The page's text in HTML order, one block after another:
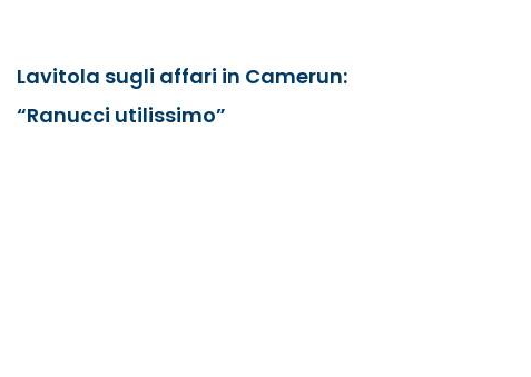
Lavitola sugli affari in Camerun:
“Ranucci utilissimo”